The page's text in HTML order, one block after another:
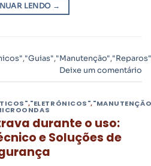
LENDO →
,"Guias","Manutenção","Reparos"
Deixe um comentário
,"ELETRÔNICOS",
durante o uso:
e Soluções de